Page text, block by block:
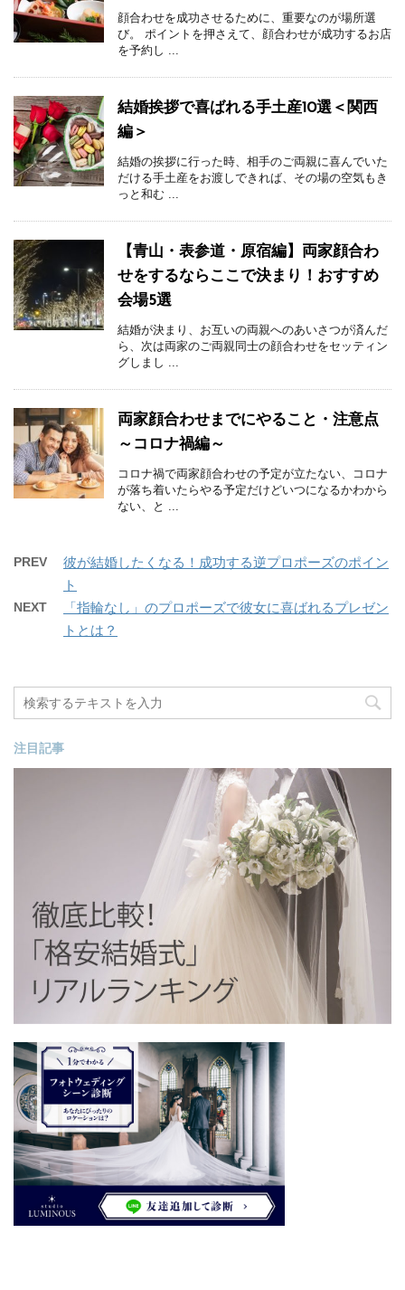
顔合わせを成功させるために、重要なのが場所選
び。 ポイントを押さえて、顔合わせが成功するお店
を予約し ...
結婚挨拶で喜ばれる手土産10選＜関西
編＞
結婚の挨拶に行った時、相手のご両親に喜んでいた
だける手土産をお渡しできれば、その場の空気もき
っと和む ...
【青山・表参道・原宿編】両家顔合わ
せをするならここで決まり！おすすめ
会場5選
結婚が決まり、お互いの両親へのあいさつが済んだ
ら、次は両家のご両親同士の顔合わせをセッティン
グしまし ...
両家顔合わせまでにやること・注意点
～コロナ禍編～
コロナ禍で両家顔合わせの予定が立たない、コロナ
が落ち着いたらやる予定だけどいつになるかわから
ない、と ...
PREV
彼が結婚したくなる！成功する逆プロポーズのポイン
ト
NEXT
「指輪なし」のプロポーズで彼女に喜ばれるプレゼン
トとは？
注目記事